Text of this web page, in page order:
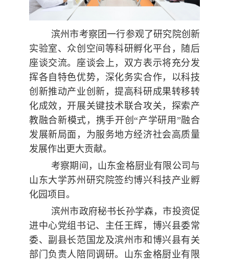
滨州市考察团一行参观了研究院创新
实验室、众创空间等科研孵化平台，随后
座谈交流。座谈会上，双方表示将充分发
挥各自特色优势，深化务实合作，以科技
创新推动产业创新，提高科研成果转移转
化成效，开展关键技术联合攻关，探索产
教融合新模式，携手开创“产学研用”融合
发展新局面，为服务地方经济社会高质量
发展作出更大贡献。
考察期间，山东金格厨业有限公司与
山东大学苏州研究院签约博兴科技产业孵
化园项目。
滨州 市政府秘书长孙学森，市投资促
进中心党组书记、主任王辉，博兴县委常
委、副县长范国龙及滨州市和博兴县有关
部门负责人陪同调研。山东金格厨业有限